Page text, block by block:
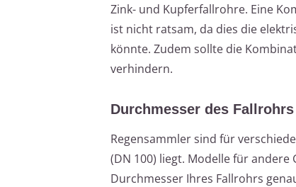
Zink- und Kupferfallrohre. Eine
ist nicht ratsam, da dies die
könnte. Zudem sollte die
verhindern.
Durchmesser des Fallrohrs
Regensammler sind für
(DN 100) liegt. Modelle für andere
Durchmesser Ihres Fallrohrs